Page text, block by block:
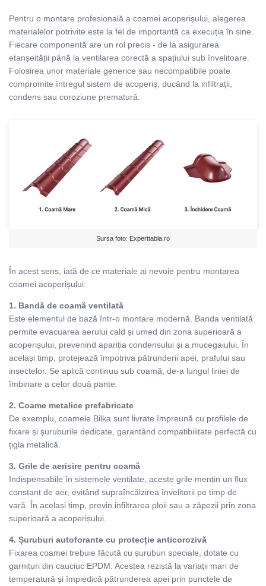
Pentru o montare profesională a coamei acoperișului, alegerea
materialelor potrivite este la fel de importantă ca execuția în sine.
Fiecare componentă are un rol precis - de la asigurarea
etanșeității până la ventilarea corectă a spațiului sub învelitoare.
Folosirea unor materiale generice sau necompatibile poate
compromite întregul sistem de acoperiș, ducând la infiltrații,
condens sau coroziune prematură.
Sursa foto: Experttabla.ro
În acest sens, iată de ce materiale ai nevoie pentru montarea
coamei acoperișului:
1. Bandă de coamă ventilată
Este elementul de bază într-o montare modernă. Banda ventilată
permite evacuarea aerului cald și umed din zona superioară a
acoperișului, prevenind apariția condensului și a mucegaiului. În
același timp, protejează împotriva pătrunderii apei, prafului sau
insectelor. Se aplică continuu sub coamă, de-a lungul liniei de
îmbinare a celor două pante.
2. Coame metalice prefabricate
De exemplu, coamele Bilka sunt livrate împreună cu profilele de
fixare și șuruburile dedicate, garantând compatibilitate perfectă cu
țigla metalică.
3. Grile de aerisire pentru coamă
Indispensabile în sistemele ventilate, aceste grile mențin un flux
constant de aer, evitând supraîncălzirea învelitorii pe timp de
vară. În același timp, previn infiltrarea ploii sau a zăpezii prin zona
superioară a acoperișului.
4. Șuruburi autoforante cu protecție anticorozivă
Fixarea coamei trebuie făcută cu șuruburi speciale, dotate cu
garnituri din cauciuc EPDM. Acestea rezistă la variații mari de
temperatură și împiedică pătrunderea apei prin punctele de